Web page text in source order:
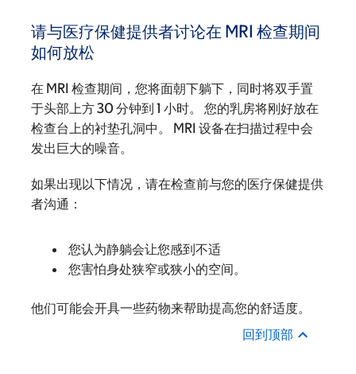
请与医疗保健提供者讨论在 MRI 检查期间
如何放松
在 MRI 检查期间，您将面朝下躺下，同时将双手置
于头部上方 30 分钟到 1 小时。 您的乳房将刚好放在
检查台上的衬垫孔洞中。 MRI 设备在扫描过程中会
发出巨大的噪音。
如果出现以下情况，请在检查前与您的医疗保健提供
者沟通：
您认为静躺会让您感到不适
您害怕身处狭窄或狭小的空间。
他们可能会开具一些药物来帮助提高您的舒适度。
回到顶部